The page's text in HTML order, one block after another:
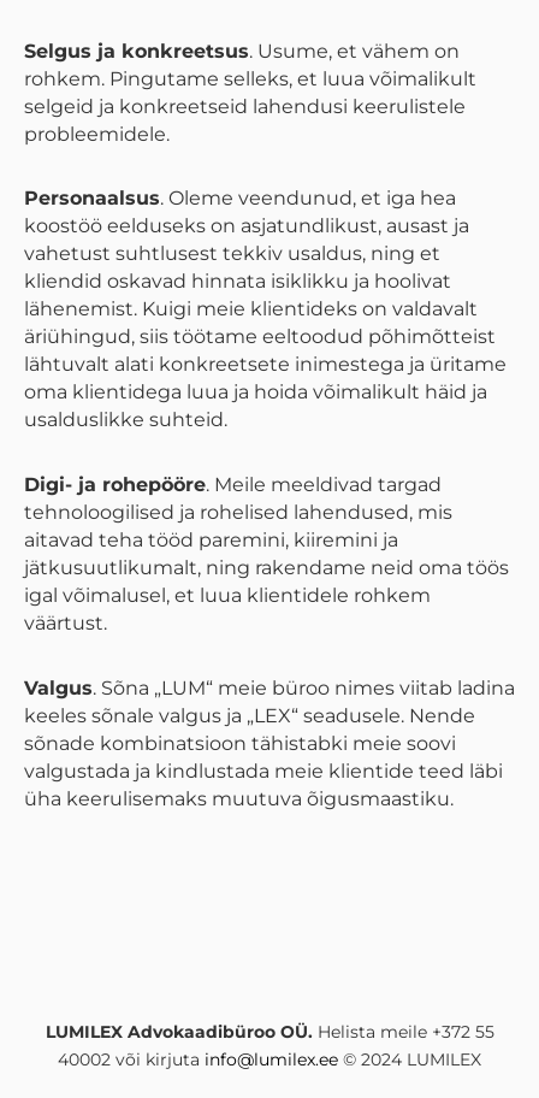
Selgus ja konkreetsus. Usume, et vähem on
rohkem. Pingutame selleks, et luua võimalikult
selgeid ja konkreetseid lahendusi keerulistele
probleemidele.
Personaalsus. Oleme veendunud, et iga hea
koostöö eelduseks on asjatundlikust, ausast ja
vahetust suhtlusest tekkiv usaldus, ning et
kliendid oskavad hinnata isiklikku ja hoolivat
lähenemist. Kuigi meie klientideks on valdavalt
äriühingud, siis töötame eeltoodud põhimõtteist
lähtuvalt alati konkreetsete inimestega ja üritame
oma klientidega luua ja hoida võimalikult häid ja
usalduslikke suhteid.
Digi- ja rohepööre. Meile meeldivad targad
tehnoloogilised ja rohelised lahendused, mis
aitavad teha tööd paremini, kiiremini ja
jätkusuutlikumalt, ning rakendame neid oma töös
igal võimalusel, et luua klientidele rohkem
väärtust.
Valgus. Sõna „LUM“ meie büroo nimes viitab ladina
keeles sõnale valgus ja „LEX“ seadusele. Nende
sõnade kombinatsioon tähistabki meie soovi
valgustada ja kindlustada meie klientide teed läbi
üha keerulisemaks muutuva õigusmaastiku.
LUMILEX Advokaadibüroo OÜ. Helista meile +372 55
40002 või kirjuta info@lumilex.ee © 2024 LUMILEX